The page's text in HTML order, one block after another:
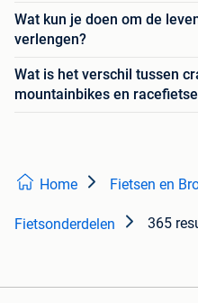
Wat kun je doen om de
verlengen?
Wat is het verschil tussen
mountainbikes en
Home Fietsen en
Fietsonderdelen 365